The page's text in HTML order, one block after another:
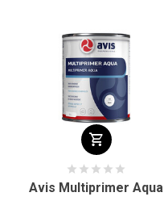
Avis Multiprimer Aqua